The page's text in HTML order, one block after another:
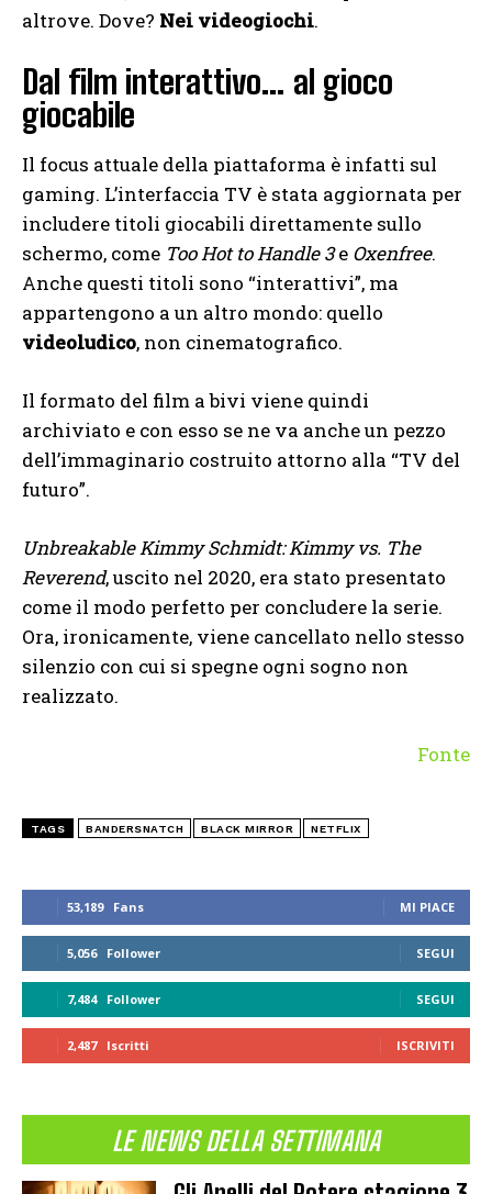
53,189 Fans MI PIACE
5,056 Follower SEGUI
7,484 Follower SEGUI
2,487 Iscritti ISCRIVITI
LE NEWS DELLA SETTIMANA
altrove. Dove? Nei videogiochi.
Dal film interattivo… al gioco
giocabile
Il focus attuale della piattaforma è infatti sul
gaming. L’interfaccia TV è stata aggiornata per
includere titoli giocabili direttamente sullo
schermo, come Too Hot to Handle 3e Oxenfree.
Anche questi titoli sono “interattivi”, ma
appartengono a un altro mondo: quello
videoludico, non cinematografico.
Il formato del film a bivi viene quindi
archiviato e con esso se ne va anche un pezzo
dell’immaginario costruito attorno alla “TV del
futuro”.
Unbreakable Kimmy Schmidt: Kimmy vs. The
Reverend, uscito nel 2020, era stato presentato
come il modo perfetto per concludere la serie.
Ora, ironicamente, viene cancellato nello stesso
silenzio con cui si spegne ogni sogno non
realizzato.
Fonte
TAGS BANDERSNATCH BLACK MIRROR NETFLIX